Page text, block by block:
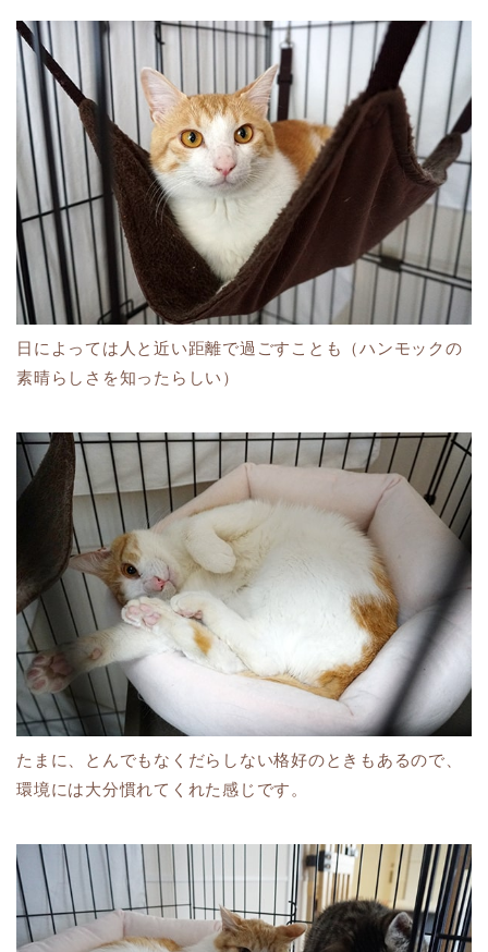
日によっては人と近い距離で過ごすことも（ハンモックの
素晴らしさを知ったらしい）
たまに、とんでもなくだらしない格好のときもあるので、
環境には大分慣れてくれた感じです。